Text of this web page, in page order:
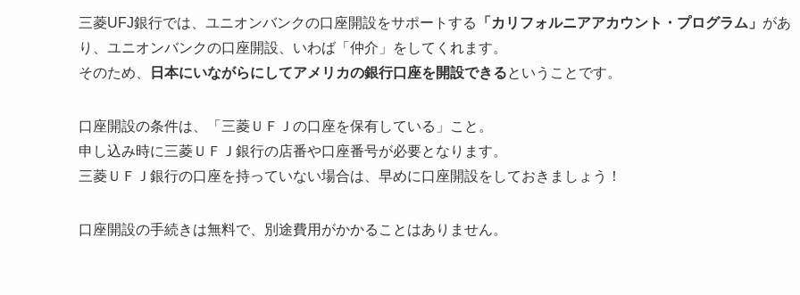
三菱UFJ銀行では、ユニオンバンクの口座開設をサポートする 「カリフォルニアアカウント・プログラム」 があ
り、ユニオンバンクの口座開設、いわば「仲介」をしてくれます。
そのため、
日本にいながらにしてアメリカの銀行口座を開設できるということです。
口座開設の条件は、「三菱ＵＦＪの口座を保有している」こと。
申し込み時に三菱ＵＦＪ銀行の店番や口座番号が必要となります。
三菱ＵＦＪ銀行の口座を持っていない場合は、早めに口座開設をしておきましょう！
口座開設の手続きは無料で、別途費用がかかることはありません。